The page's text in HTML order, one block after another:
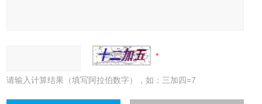
请输入计算结果（填写阿拉伯数字），如：三加四=7